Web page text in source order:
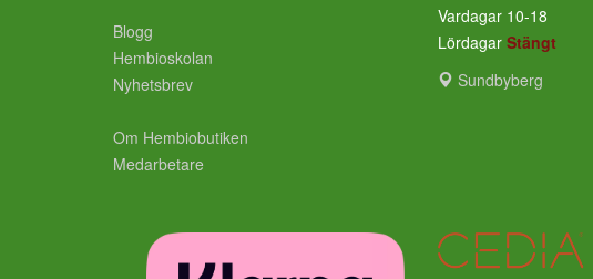
Blogg
Hembioskolan
Nyhetsbrev
Om Hembiobutiken
Medarbetare
Vardagar 10-18
Lördagar Stängt
Sundbyberg